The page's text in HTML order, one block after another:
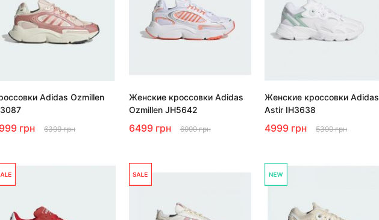
Adidas Ozmillen
грн 6399 грн
Женские кроссовки Adidas
Ozmillen JH5642
6499 грн 6999 грн
Женские кроссовки Adidas
Astir IH3638
4999 грн 5399 грн